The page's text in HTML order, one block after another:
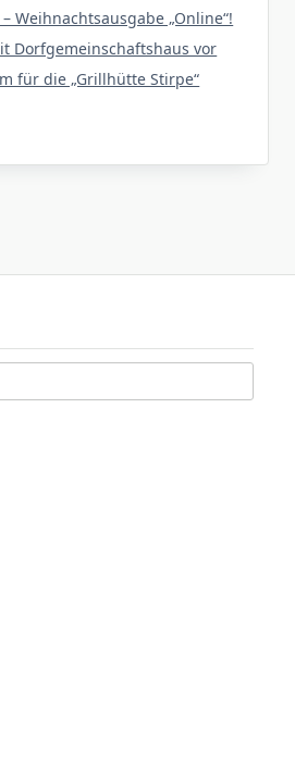
Weihnachtsausgabe „Online“!
Dorfgemeinschaftshaus vor
für die „Grillhütte Stirpe“